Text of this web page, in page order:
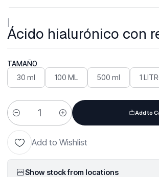
Ácido hialurónico con
TAMAÑO
30 ml 100 ML 500 ml 1
Quantity
Add to
Add to Wishlist
Show stock from locations